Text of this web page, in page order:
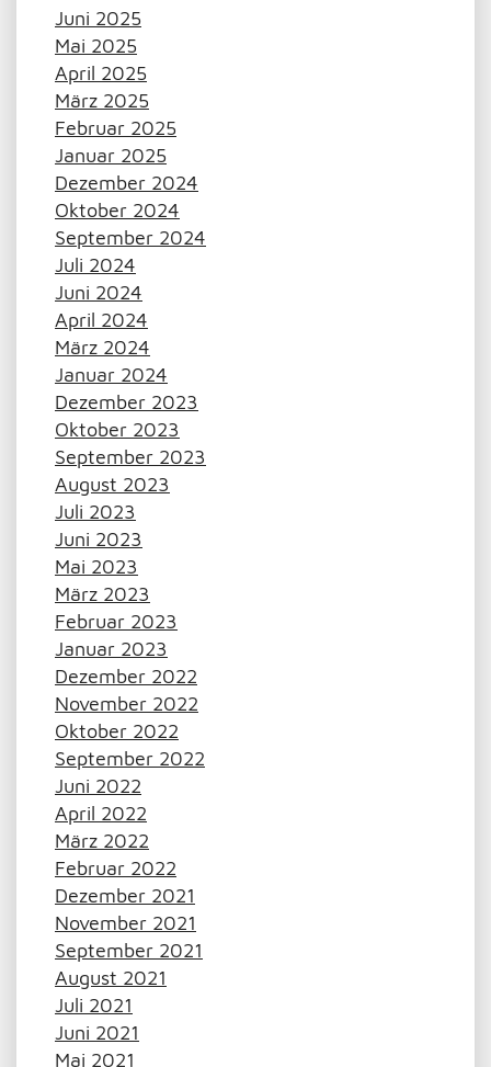
Juni 2025
Mai 2025
April 2025
März 2025
Februar 2025
Januar 2025
Dezember 2024
Oktober 2024
September 2024
Juli 2024
Juni 2024
April 2024
März 2024
Januar 2024
Dezember 2023
Oktober 2023
September 2023
August 2023
Juli 2023
Juni 2023
Mai 2023
März 2023
Februar 2023
Januar 2023
Dezember 2022
November 2022
Oktober 2022
September 2022
Juni 2022
April 2022
März 2022
Februar 2022
Dezember 2021
November 2021
September 2021
August 2021
Juli 2021
Juni 2021
Mai 2021